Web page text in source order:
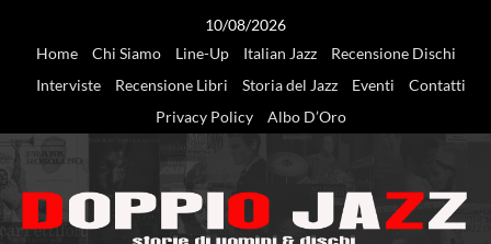
10/08/2026
Home
Chi Siamo Line-Up Italian Jazz
Recensione Dischi
Interviste
Recensione Libri Storia del Jazz Eventi
Contatti
Privacy Policy
Albo D’Oro